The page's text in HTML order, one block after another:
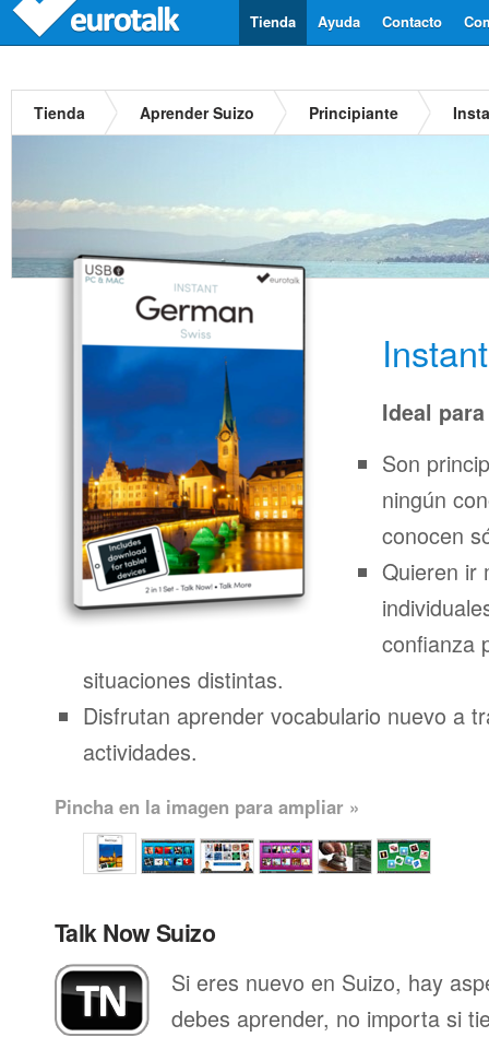
Contacto
Ayuda
Tienda
Tienda Aprender Suizo Principiante
Ideal
Son
ningún
conocen
Quieren ir
confianza
situaciones distintas.
Disfrutan aprender vocabulario nuevo a
actividades.
Pincha en la imagen para ampliar »
Talk Now Suizo
Si eres nuevo en Suizo, hay
debes aprender, no importa si